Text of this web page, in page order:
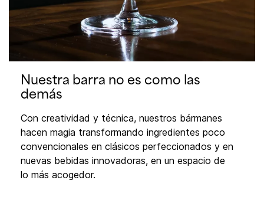
Nuestra barra no es como las
demás
Con creatividad y técnica, nuestros bármanes
hacen magia transformando ingredientes poco
convencionales en clásicos perfeccionados y en
nuevas bebidas innovadoras, en un espacio de
lo más acogedor.